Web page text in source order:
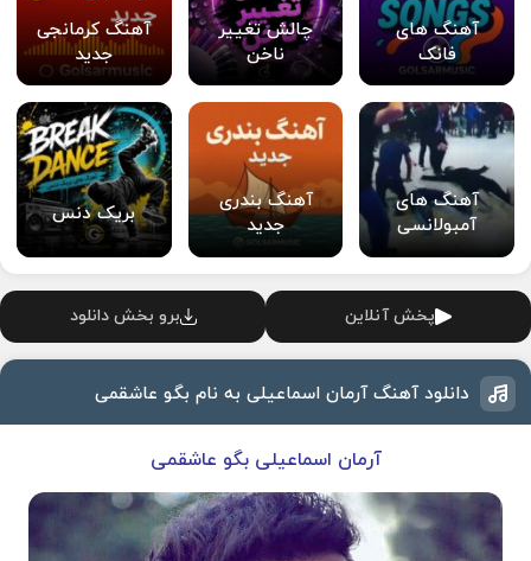
آهنگ های
فانک
چالش تغییر
ناخن
آهنگ کرمانجی
جدید
آهنگ های
آمبولانسی
آهنگ بندری
جدید
بریک دنس
پخش آنلاین برو بخش دانلود
دانلود آهنگ آرمان اسماعیلی به نام بگو عاشقمی
آرمان اسماعیلی بگو عاشقمی